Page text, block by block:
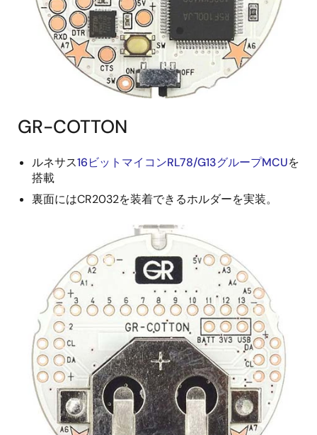
GR-COTTON
ルネサス16ビットマイコンRL78/G13グループMCUを
搭載
裏面にはCR2032を装着できるホルダーを実装。